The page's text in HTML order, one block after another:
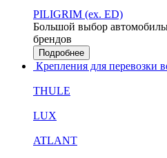
PILIGRIM (ex. ED)
Большой выбор
брендов
Подробнее
Крепления для перевозки
THULE
LUX
ATLANT